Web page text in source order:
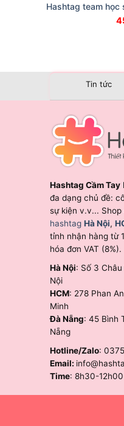
Hashtag team học
Tin tức
Hashtag Cầm Tay
đa dạng chủ đề:
sự kiện v.v... Shop
hashtag Hà Nội,
tỉnh nhận hàng từ
hóa đơn VAT (8%).
Hà Nội: Số 3
Nội
HCM: 278 Phan
Minh
Đà Nẵng: 45 Bình
Nẵng
Hotline/Zalo:
Email:
Time: 8h30-